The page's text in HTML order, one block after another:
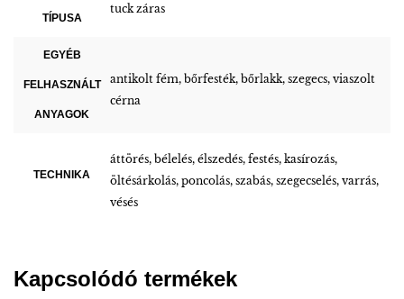
TÍPUSA
tuck záras
EGYÉB
FELHASZNÁLT
ANYAGOK
antikolt fém, bőrfesték, bőrlakk, szegecs, viaszolt
cérna
TECHNIKA
áttörés, bélelés, élszedés, festés, kasírozás,
öltésárkolás, poncolás, szabás, szegecselés, varrás,
vésés
Kapcsolódó termékek